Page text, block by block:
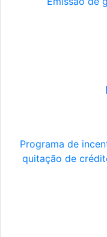
Programa de
quitação de